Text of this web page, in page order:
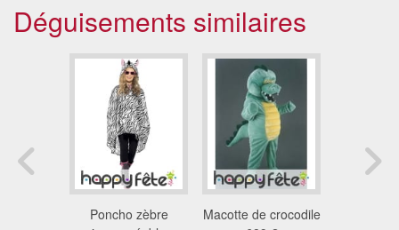
Déguisements similaires
Poncho zèbre
Macotte de crocodile